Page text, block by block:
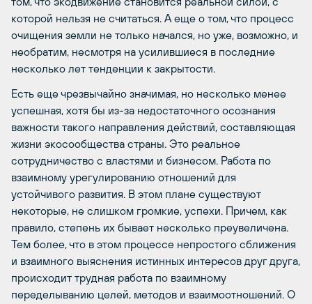
которой нельзя не считаться. А еще о том, что процесс
очищения земли не только начался, но уже, возможно, и
необратим, несмотря на усилившиеся в последние
несколько лет тенденции к закрытости.
Есть еще чрезвычайно значимая, но несколько менее
успешная, хотя бы из-за недостаточного осознания
важности такого направления действий, составляющая
жизни экосообщества страны. Это реальное
сотрудничество с властями и бизнесом. Работа по
взаимному урегулированию отношений для
устойчивого развития. В этом плане существуют
некоторые, не слишком громкие, успехи. Причем, как
правило, степень их бывает несколько преувеличена.
Тем более, что в этом процессе непростого сближения
и взаимного выяснения истинных интересов друг друга,
происходит трудная работа по взаимному
переделыванию целей, методов и взаимоотношений. О